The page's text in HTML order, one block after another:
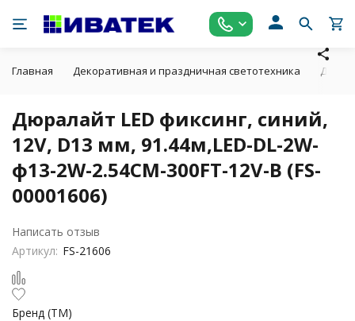
Главная Декоративная и праздничная светотехника
Дюралайт LED фиксинг, синий,
12V, D13 мм, 91.44м,LED-DL-2W-
ф13-2W-2.54CM-300FT-12V-B (FS-
00001606)
Написать отзыв
Артикул: FS-21606
Бренд (ТМ)